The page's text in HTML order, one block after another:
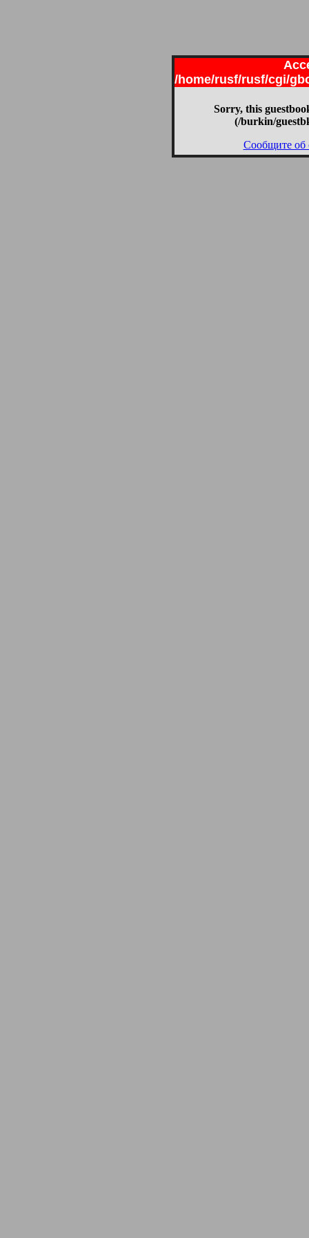
/home/rusf/rusf/cgi/
Sorry, this
(/burkin/
Сообщите об